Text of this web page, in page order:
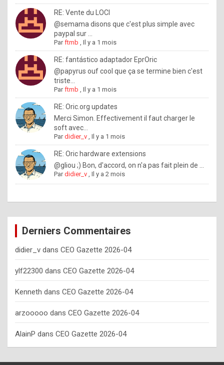
a
n
t
o
n
o
w
h
o
w
o
e
y
o
u
s
h
o
RE: Vente du LOCI
@semama disons que c'est plus simple avec
paypal sur ...
Parftmb ,Il y a 1 mois
RE: fantástico adaptador EprOric
@papyrus ouf cool que ça se termine bien c'est
triste...
Parftmb ,Il y a 1 mois
RE: Oric.org updates
Merci Simon. Effectivement il faut charger le
soft avec...
Pardidier_v ,Il y a 1 mois
RE: Oric hardware extensions
@gliou ;) Bon, d'accord, on n'a pas fait plein de ...
Pardidier_v ,Il y a 2 mois
Derniers Commentaires
didier_v dans CEO Gazette 2026-04
ylf22300 dans CEO Gazette 2026-04
Kenneth dans CEO Gazette 2026-04
arzooooo dans CEO Gazette 2026-04
AlainP dans CEO Gazette 2026-04